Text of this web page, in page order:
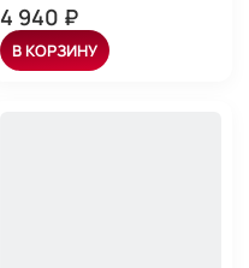
4 940 ₽
В КОРЗИНУ